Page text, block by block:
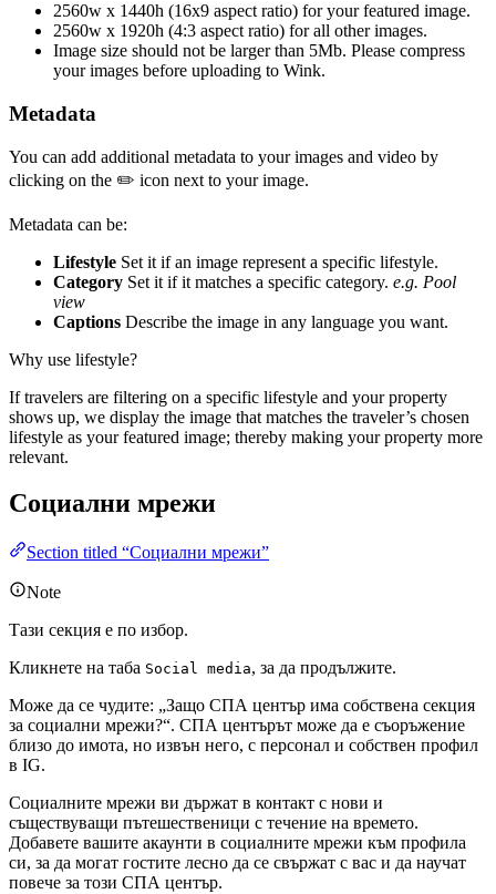
2560w x 1440h (16x9 aspect ratio) for your featured image.
2560w x 1920h (4:3 aspect ratio) for all other images.
Image size should not be larger than 5Mb. Please compress
your images before uploading to Wink.
Metadata
You can add additional metadata to your images and video by
clicking on the ✏️ icon next to your image.
Metadata can be:
Lifestyle Set it if an image represent a specific lifestyle.
Category Set it if it matches a specific category. e.g. Pool
view
Captions Describe the image in any language you want.
Why use lifestyle?
If travelers are filtering on a specific lifestyle and your property
shows up, we display the image that matches the traveler’s chosen
lifestyle as your featured image; thereby making your property more
relevant.
Социални мрежи
Section titled “Социални мрежи”
Note
Тази секция е по избор.
Кликнете на таба Social media, за да продължите.
Може да се чудите: „Защо СПА център има собствена секция
за социални мрежи?“. СПА центърът може да е съоръжение
близо до имота, но извън него, с персонал и собствен профил
в IG.
Социалните мрежи ви държат в контакт с нови и
съществуващи пътешественици с течение на времето.
Добавете вашите акаунти в социалните мрежи към профила
си, за да могат гостите лесно да се свържат с вас и да научат
повече за този СПА център.